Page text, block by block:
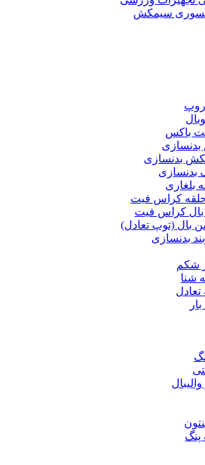
سیمکش
روپ
باکس
بدنسازی
بلغاری
حلقه کراس فیت
بال کراس فیت
بال (توپ تعادل)
بدنسازی
شکم
شنا
تعادل
پنگ